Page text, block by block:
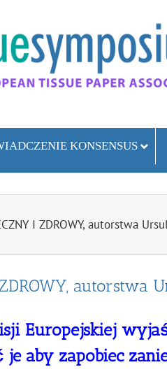
KONSENSUS
I ZDROWY, autorstwa
autorstwa
Europejskiej
je aby zapobiec